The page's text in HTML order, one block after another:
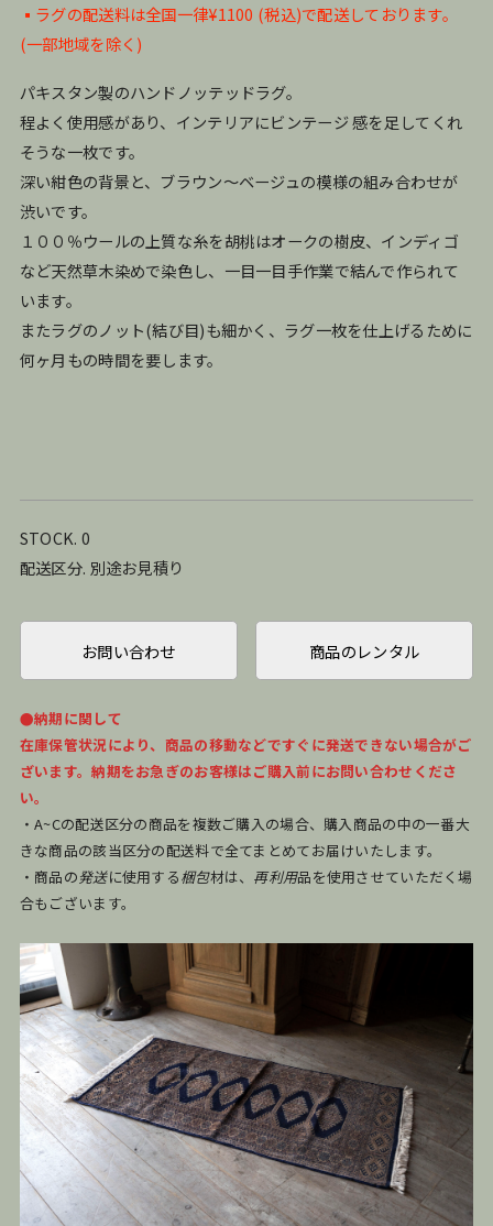
▪️ラグの配送料は全国一律¥1100 (税込)で配送しております。
(一部地域を除く)
パキスタン製のハンドノッテッドラグ。
程よく使用感があり、インテリアにビンテージ 感を足してくれ
そうな一枚です。
深い紺色の背景と、ブラウン〜ベージュの模様の組み合わせが
渋いです。
１００％ウールの上質な糸を胡桃はオークの樹皮、インディゴ
など天然草木染めで染色し、一目一目手作業で結んで作られて
います。
またラグのノット(結び目)も細かく、ラグ一枚を仕上げるために
何ヶ月もの時間を要します。
STOCK. 0
配送区分. 別途お見積り
お問い合わせ 商品のレンタル
●納期に関して
在庫保管状況により、商品の移動などですぐに発送できない場合がご
ざいます。納期をお急ぎのお客様はご購入前にお問い合わせくださ
い。
・A~Cの配送区分の商品を複数ご購入の場合、購入商品の中の一番大
きな商品の該当区分の配送料で全てまとめてお届けいたします。
・商品の発送に使用する梱包材は、 再利用品を使用させていただく場
合もございます。